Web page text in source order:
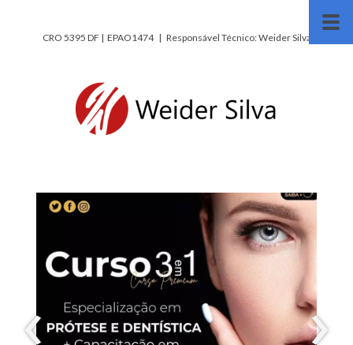
CRO 5395 DF | EPAO1474 | Responsável Técnico: Weider Silva
‹ ›